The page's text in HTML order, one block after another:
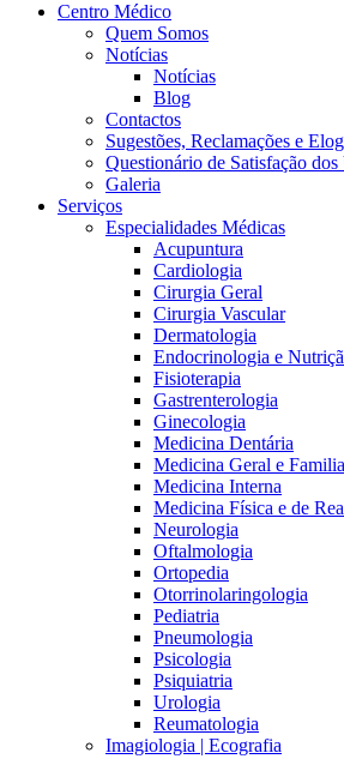
Centro Médico
Quem Somos
Notícias
Notícias
Blog
Contactos
Sugestões, Reclamações e
Questionário de Satisfação dos
Galeria
Serviços
Especialidades Médicas
Acupuntura
Cardiologia
Cirurgia Geral
Cirurgia Vascular
Dermatologia
Endocrinologia e
Fisioterapia
Gastrenterologia
Ginecologia
Medicina Dentária
Medicina Geral e
Medicina Interna
Medicina Física e de
Neurologia
Oftalmologia
Ortopedia
Otorrinolaringologia
Pediatria
Pneumologia
Psicologia
Psiquiatria
Urologia
Reumatologia
Imagiologia | Ecografia